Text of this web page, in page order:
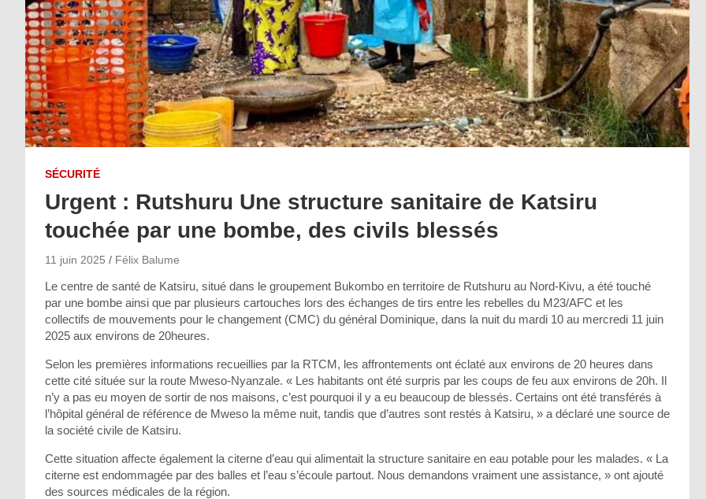
SÉCURITÉ
Urgent : Rutshuru Une structure sanitaire de Katsiru
touchée par une bombe, des civils blessés
11 juin 2025 Félix Balume
Le centre de santé de Katsiru, situé dans le groupement Bukombo en territoire de Rutshuru au Nord-Kivu, a été touché
par une bombe ainsi que par plusieurs cartouches lors des échanges de tirs entre les rebelles du M23/AFC et les
collectifs de mouvements pour le changement (CMC) du général Dominique, dans la nuit du mardi 10 au mercredi 11 juin
2025 aux environs de 20heures.
Selon les premières informations recueillies par la RTCM, les affrontements ont éclaté aux environs de 20 heures dans
cette cité située sur la route Mweso-Nyanzale. « Les habitants ont été surpris par les coups de feu aux environs de 20h. Il
n’y a pas eu moyen de sortir de nos maisons, c’est pourquoi il y a eu beaucoup de blessés. Certains ont été transférés à
l’hôpital général de référence de Mweso la même nuit, tandis que d’autres sont restés à Katsiru, » a déclaré une source de
la société civile de Katsiru.
Cette situation affecte également la citerne d’eau qui alimentait la structure sanitaire en eau potable pour les malades. « La
citerne est endommagée par des balles et l’eau s’écoule partout. Nous demandons vraiment une assistance, » ont ajouté
des sources médicales de la région.